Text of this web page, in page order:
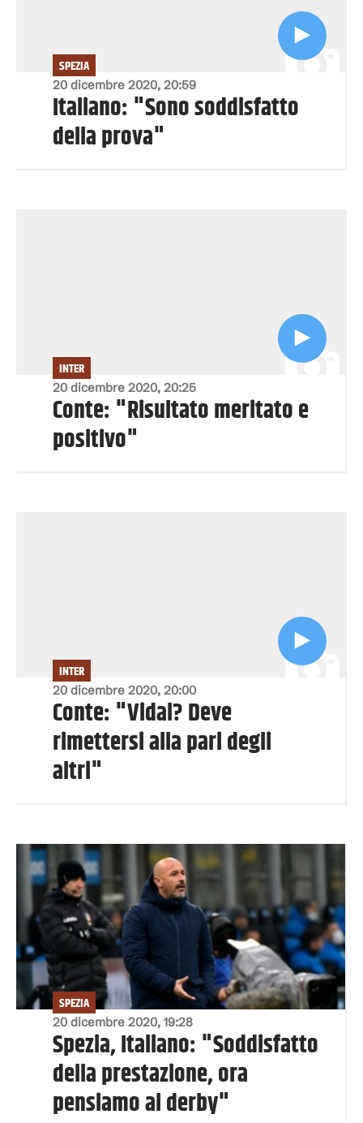
20 dicembre 2020, 20:59
SPEZIA
Italiano: "Sono soddisfatto
della prova"
20 dicembre 2020, 20:25
INTER
Conte: "Risultato meritato e
positivo"
20 dicembre 2020, 20:00
INTER
Conte: "Vidal? Deve
rimettersi alla pari degli
altri"
20 dicembre 2020, 19:28
SPEZIA
Spezia, Italiano: "Soddisfatto
della prestazione, ora
pensiamo al derby"